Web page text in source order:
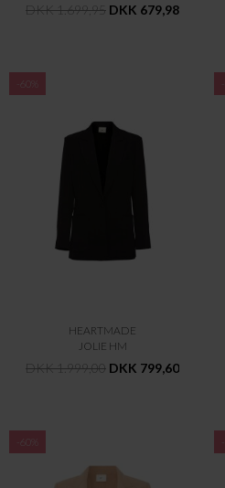
DKK 1.699,95 DKK 679,98
-60%
HEARTMADE
JOLIE HM
DKK 1.999,00 DKK 799,60
-60%